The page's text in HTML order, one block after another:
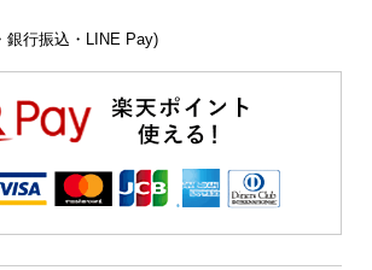
銀行振込・LINE Pay)